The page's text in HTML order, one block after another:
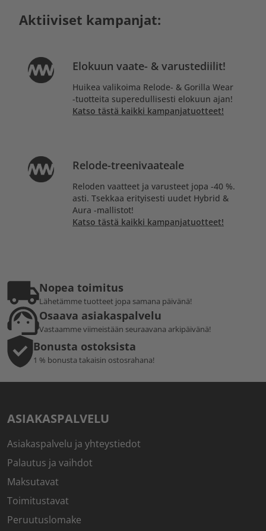
Aktiiviset kampanjat:
Elokuun vaate- & varustediilit!
Huikea valikoima Relode- & Gorilla Wear
-tuotteita superedullisesti elokuun ajan!
Katso tästä kaikki kampanjatuotteet!
Relode-treenivaateale
Reloden vaatteet ja varusteet jopa -40 %.
asti. Tsekkaa erityisesti uudet Hybrid &
Aura -mallistot!
Katso tästä kaikki kampanjatuotteet!
Nopea toimitus
Lähetämme tuotteet jopa samana päivänä!
Osaava asiakaspalvelu
Vastaamme viimeistään seuraavana arkipäivänä!
Bonusta ostoksista
1 % bonusta takaisin ostosrahana!
ASIAKASPALVELU
Asiakaspalvelu ja yhteystiedot
Palautus ja vaihdot
Maksutavat
Toimitustavat
Peruutuslomake